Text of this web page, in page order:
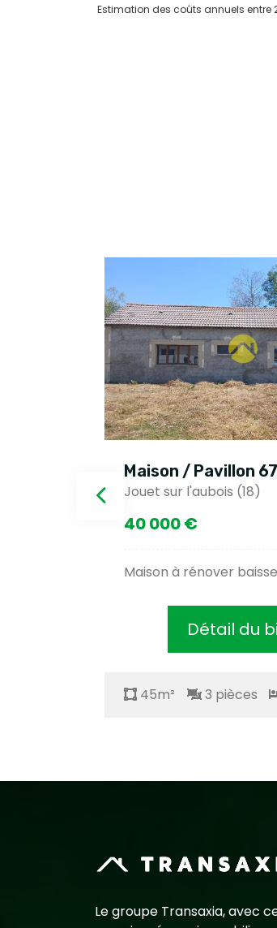
Estimation des coûts annuels entre
Maison / Pavillon
Jouet sur l'aubois (18)
40 000 €
Maison à rénover
Détail du
45m² 3 pièces
Le groupe Transaxia, avec